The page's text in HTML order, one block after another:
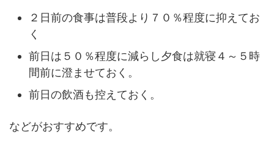
２日前の食事は普段より７０％程度に抑えてお
く
前日は５０％程度に減らし夕食は就寝４～５時
間前に澄ませておく。
前日の飲酒も控えておく。
などがおすすめです。